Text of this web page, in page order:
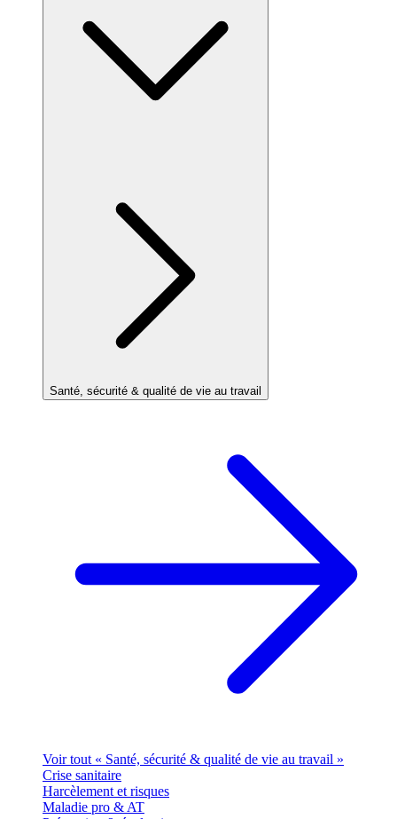
Santé, sécurité & qualité de vie au travail
Voir tout « Santé, sécurité & qualité de vie au travail »
Crise sanitaire
Harcèlement et risques
Maladie pro & AT